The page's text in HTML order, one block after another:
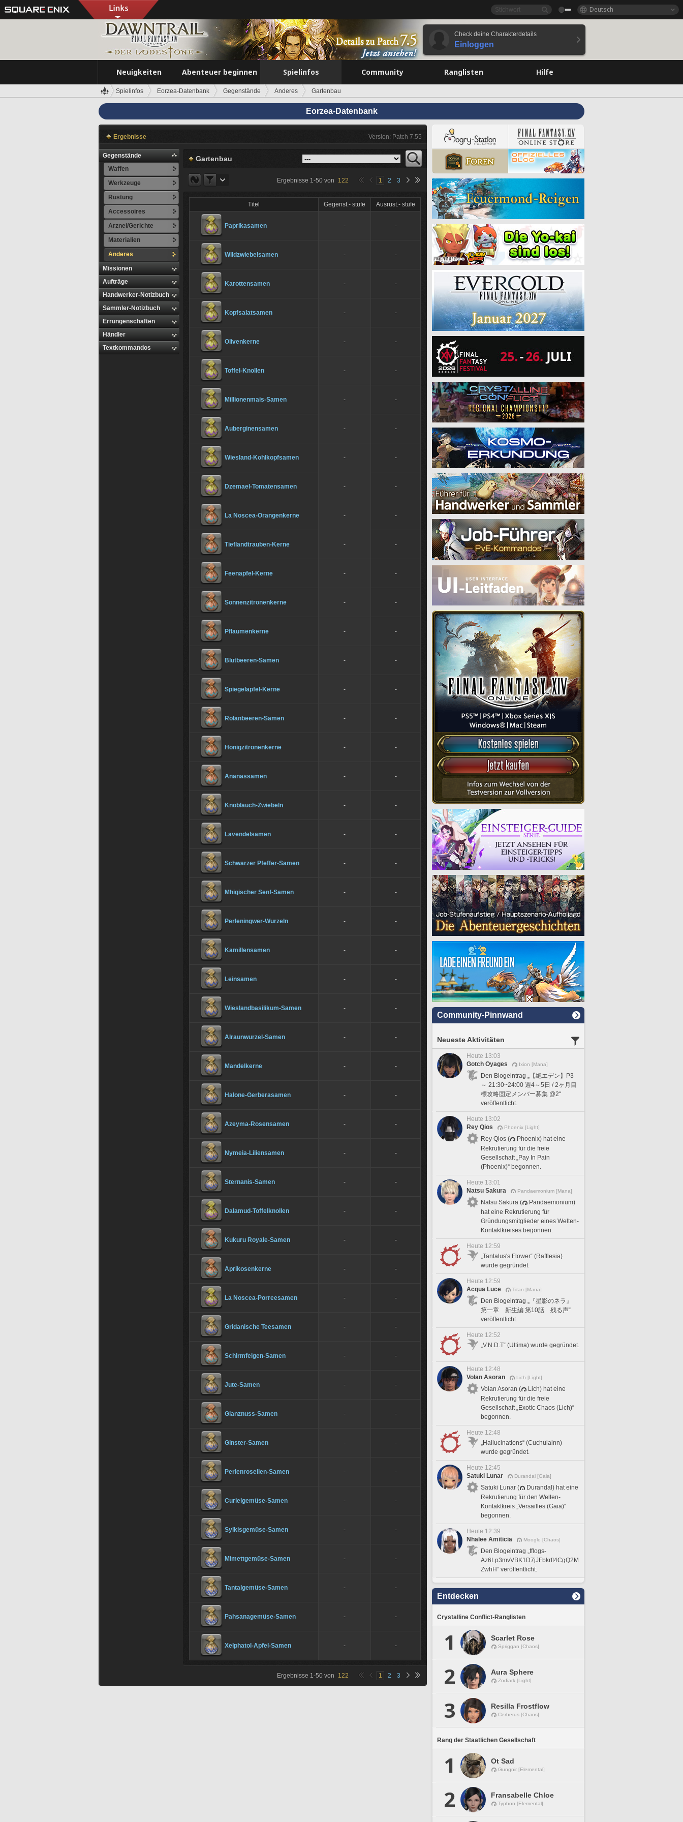
Deutsch
Check deine Charakterdetails
Einloggen
Neuigkeiten Abenteuer beginnen Spielinfos Community Ranglisten Hilfe
Spielinfos Eorzea-Datenbank Gegenstände Anderes Gartenbau
Eorzea-Datenbank
Ergebnisse Version: Patch 7.55
Gegenstände
Waffen
Werkzeuge
Rüstung
Accessoires
Arznei/Gerichte
Materialien
Anderes
Missionen
Aufträge
Handwerker-Notizbuch
Sammler-Notizbuch
Errungenschaften
Händler
Textkommandos
Gartenbau
Ergebnisse 1-50 von 122 1 2 3
Titel Gegenst.- stufe Ausrüst.- stufe
Paprikasamen - -
Wildzwiebelsamen - -
Karottensamen - -
Kopfsalatsamen - -
Olivenkerne - -
Toffel-Knollen - -
Millionenmais-Samen - -
Auberginensamen - -
Wiesland-Kohlkopfsamen - -
Dzemael-Tomatensamen - -
La Noscea-Orangenkerne - -
Tieflandtrauben-Kerne - -
Feenapfel-Kerne - -
Sonnenzitronenkerne - -
Pflaumenkerne - -
Blutbeeren-Samen - -
Spiegelapfel-Kerne - -
Rolanbeeren-Samen - -
Honigzitronenkerne - -
Ananassamen - -
Knoblauch-Zwiebeln - -
Lavendelsamen - -
Schwarzer Pfeffer-Samen - -
Mhigischer Senf-Samen - -
Perleningwer-Wurzeln - -
Kamillensamen - -
Leinsamen - -
Wieslandbasilikum-Samen - -
Alraunwurzel-Samen - -
Mandelkerne - -
Halone-Gerberasamen - -
Azeyma-Rosensamen - -
Nymeia-Liliensamen - -
Sternanis-Samen - -
Dalamud-Toffelknollen - -
Kukuru Royale-Samen - -
Aprikosenkerne - -
La Noscea-Porreesamen - -
Gridanische Teesamen - -
Schirmfeigen-Samen - -
Jute-Samen - -
Glanznuss-Samen - -
Ginster-Samen - -
Perlenrosellen-Samen - -
Curielgemüse-Samen - -
Sylkisgemüse-Samen - -
Mimettgemüse-Samen - -
Tantalgemüse-Samen - -
Pahsanagemüse-Samen - -
Xelphatol-Apfel-Samen - -
Ergebnisse 1-50 von 122 1 2 3
Community-Pinnwand
Neueste Aktivitäten
Heute 13:03
Gotch Oyages
Ixion [Mana]
Den Blogeintrag „【絶エデン】P3
～ 21:30~24:00 週4～5日 / 2ヶ月目
標攻略固定メンバー募集 @2“
veröffentlicht.
Heute 13:02
Rey Qios
Phoenix [Light]
Rey Qios (
Phoenix) hat eine
Rekrutierung für die freie
Gesellschaft „Pay In Pain
(Phoenix)“ begonnen.
Heute 13:01
Natsu Sakura
Pandaemonium [Mana]
Natsu Sakura (
Pandaemonium)
hat eine Rekrutierung für
Gründungsmitglieder eines Welten-
Kontaktkreises begonnen.
Heute 12:59
„Tantalus's Flower“ (Rafflesia)
wurde gegründet.
Heute 12:59
Acqua Luce
Titan [Mana]
Den Blogeintrag „『星影のネラ』
第一章 新生編 第10話 残る声“
veröffentlicht.
Heute 12:52
„V.N.D.T“ (Ultima) wurde gegründet.
Heute 12:48
Volan Asoran
Lich [Light]
Volan Asoran (
Lich) hat eine
Rekrutierung für die freie
Gesellschaft „Exotic Chaos (Lich)“
begonnen.
Heute 12:48
„Hallucinations“ (Cuchulainn)
wurde gegründet.
Heute 12:45
Satuki Lunar
Durandal [Gaia]
Satuki Lunar (
Durandal) hat eine
Rekrutierung für den Welten-
Kontaktkreis „Versailles (Gaia)“
begonnen.
Heute 12:39
Nhalee Amiticia
Moogle [Chaos]
Den Blogeintrag „fflogs-
Az6Lp3mvVBK1D7jJFbkrft4CgQ2M
ZwhH“ veröffentlicht.
Entdecken
Crystalline Conflict-Ranglisten
1 Scarlet Rose
Spriggan [Chaos]
2 Aura Sphere
Zodiark [Light]
3 Resilla Frostflow
Cerberus [Chaos]
Rang der Staatlichen Gesellschaft
1 Ot Sad
Gungnir [Elemental]
2 Fransabelle Chloe
Typhon [Elemental]